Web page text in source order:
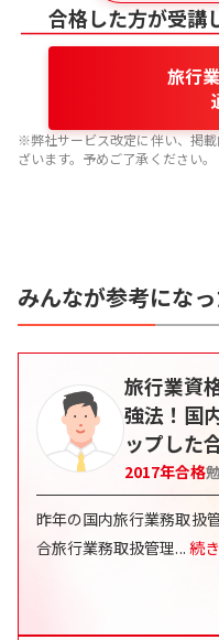
合格した方が受講
旅行
※弊社サービス改定に伴い、掲
ざいます。予めご了承ください。
みんなが参考にな
旅行業資
強法！国
ップした
2017年合格
昨年の国内旅行業務取扱
合旅行業務取扱管理... 続